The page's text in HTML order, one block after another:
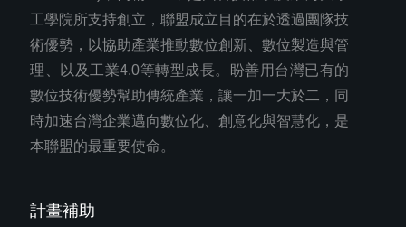
工學院所支持創立，聯盟成立目的在於透過團隊技
術優勢，以協助產業推動數位創新、數位製造與管
理、以及工業4.0等轉型成長。盼善用台灣已有的
數位技術優勢幫助傳統產業，讓一加一大於二，同
時加速台灣企業邁向數位化、創意化與智慧化，是
本聯盟的最重要使命。
計畫補助